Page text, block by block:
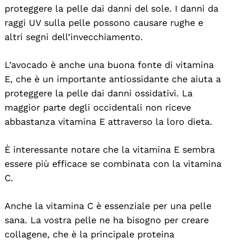
proteggere la pelle dai danni del sole. I danni da
raggi UV sulla pelle possono causare rughe e
altri segni dell’invecchiamento.
L’avocado è anche una buona fonte di vitamina
E, che è un importante antiossidante che aiuta a
proteggere la pelle dai danni ossidativi. La
maggior parte degli occidentali non riceve
abbastanza vitamina E attraverso la loro dieta.
È interessante notare che la vitamina E sembra
essere più efficace se combinata con la vitamina
C.
Anche la vitamina C è essenziale per una pelle
sana. La vostra pelle ne ha bisogno per creare
collagene, che è la principale proteina